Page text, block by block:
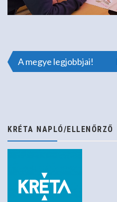
Bejegyzés
A megye legjobbjai!
KRÉTA NAPLÓ/ELLENŐRZŐ